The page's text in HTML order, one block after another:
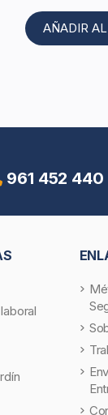
AÑADIR
961 452 440